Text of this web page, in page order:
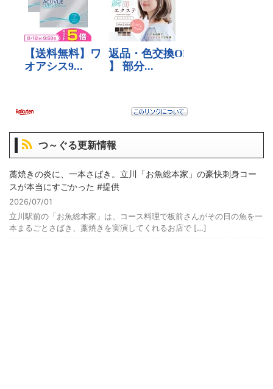
つ～ぐる更新情報
藁焼きの炎に、一本さばき。立川「お魚総本家」の豪快刺身コー
スが本当にすごかった #提供
2026/07/01
立川駅前の「お魚総本家」は、コース料理で板前さんがその日の魚を一
本まるごとさばき、藁焼きを実演してくれるお店で […]